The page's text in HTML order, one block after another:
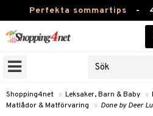
Perfekta sommartips -
Skönhet
Kontaktlinser
Shopping4net » Leksaker, Barn & Baby »
Matlådor & Matförvaring
» Done by Deer